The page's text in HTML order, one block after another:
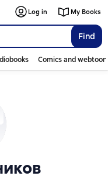
Find
Log in My Books
Comics and